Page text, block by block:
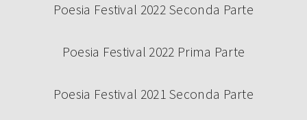
Poesia Festival 2022 Seconda Parte
Poesia Festival 2022 Prima Parte
Poesia Festival 2021 Seconda Parte